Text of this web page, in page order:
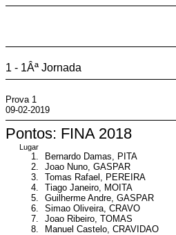
1 - 1Âª Jornada
Prova 1
09-02-2019
Pontos: FINA 2018
Lugar
1. Bernardo Damas, PITA
2.
Joao Nuno, GASPAR
3.
Tomas Rafael, PEREIRA
4.
Tiago Janeiro, MOITA
5.
Guilherme Andre, GASPAR
6.
Simao Oliveira, CRAVO
7.
Joao Ribeiro, TOMAS
8.
Manuel Castelo, CRAVIDAO